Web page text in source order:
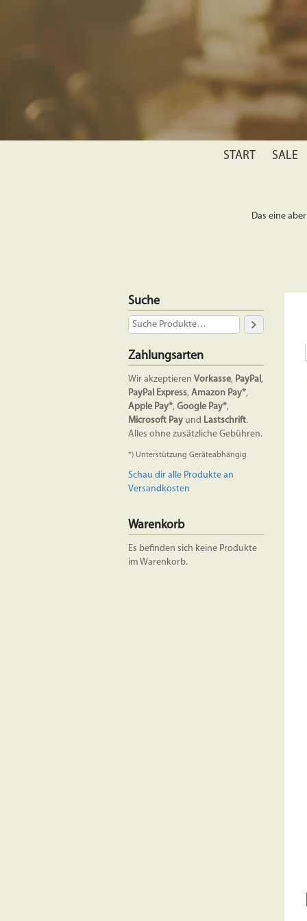
START SALE
Das eine
Suche
Zahlungsarten
Wir akzeptieren Vorkasse, PayPal,
PayPal Express, Amazon Pay*,
Apple Pay*, Google Pay*,
Microsoft Pay und Lastschrift.
Alles ohne zusätzliche Gebühren.
*) Unterstützung Geräteabhängig
Schau dir alle Produkte an
Versandkosten
Warenkorb
Es befinden sich keine Produkte
im Warenkorb.